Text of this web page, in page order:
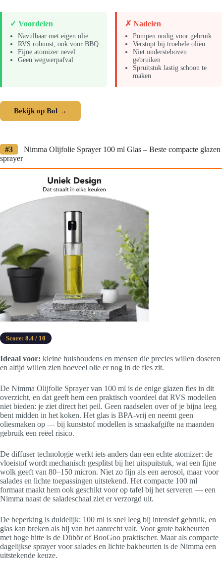
✓ Voordelen
Navulbaar met eigen olie
RVS robuust, ook voor BBQ
Fijne atomizer nevel
Geen wegwerpafval
✗ Nadelen
Pompen nodig voor gebruik
Verstopt bij troebele oliën
Niet ondersteboven
gebruiken
Spruitstuk lastig schoon te
maken
Bekijk op Bol →
#3
Nimma Olijfolie Sprayer 100 ml Glas – Beste compacte glazen
sprayer
Score: 8.4 / 10
Ideaal voor: kleine huishoudens en mensen die precies willen doseren
en altijd willen zien hoeveel olie er nog in de fles zit.
De Nimma Olijfolie Sprayer van 100 ml is de enige glazen fles in dit
overzicht, en dat geeft hem een praktisch voordeel dat RVS modellen
niet bieden: je ziet direct het peil. Geen raadselen over of je bijna leeg
bent midden in het koken. Het glas is BPA-vrij en neemt geen
oliesmaken op — bij kunststof modellen is smaakafgifte na maanden
gebruik een reëel risico.
De diffuser technologie werkt iets anders dan een echte atomizer: de
vloeistof wordt mechanisch gesplitst bij het uitspuitstuk, wat een fijne
wolk geeft van 80–150 micron. Niet zo fijn als een aerosol, maar voor
salades en lichte toepassingen uitstekend. Het compacte 100 ml
formaat maakt hem ook geschikt voor op tafel bij het serveren — een
Nimma naast de saladeschaal ziet er verzorgd uit.
De beperking is duidelijk: 100 ml is snel leeg bij intensief gebruik, en
glas kan breken als hij van het aanrecht valt. Voor grote bakbeurten
met hoge hitte is de Dübör of BooGoo praktischer. Maar als compacte
dagelijkse sprayer voor salades en lichte bakbeurten is de Nimma een
uitstekende keuze.